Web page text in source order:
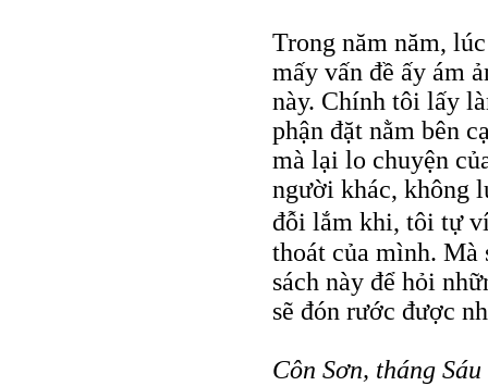
Trong năm năm,
mấy vấn đề ấy ám
này. Chính tôi lấy
phận đặt nằm bên
mà lại lo chuyện
người khác, không
đỗi lắm khi, tôi tự
thoát của mình. Mà
sách này để hỏi
sẽ đón rước được
Côn Sơn, tháng